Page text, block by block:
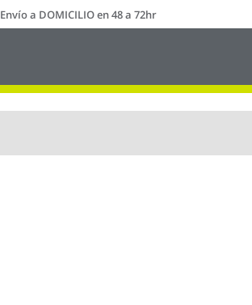
Envío a DOMICILIO en 48 a 72hr